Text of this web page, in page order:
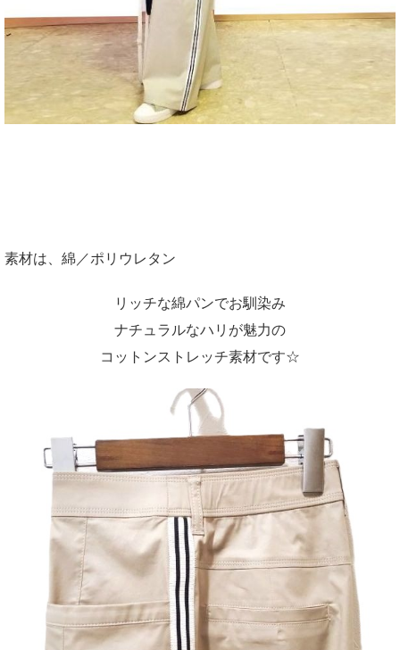
素材は、綿／ポリウレタン
リッチな綿パンでお馴染み
ナチュラルなハリが魅力の
コットンストレッチ素材です☆